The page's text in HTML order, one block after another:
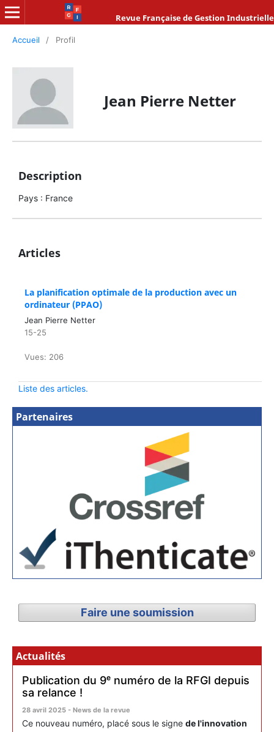
Revue Française de Gestion Industrielle
Accueil / Profil
Jean Pierre Netter
Description
Pays : France
Articles
La planification optimale de la production avec un
ordinateur (PPAO)
Jean Pierre Netter
15-25
Vues: 206
Liste des articles.
Partenaires
Faire une soumission
Actualités
Publication du 9ᵉ numéro de la RFGI depuis
sa relance !
28 avril 2025 - News de la revue
Ce nouveau numéro, placé sous le signe de l'innovation